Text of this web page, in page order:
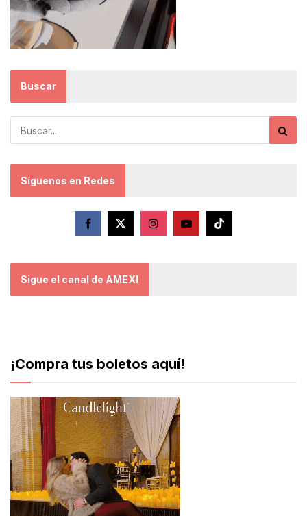
Buscar
Síguenos en Redes
Sigue el canal de AMEXI
¡Compra tus boletos aquí!